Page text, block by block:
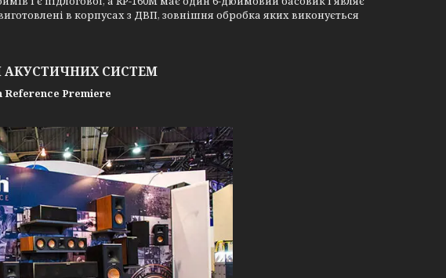
в корпусах з ДВП, зовнішня обробка яких виконується
СИСТЕМ
Reference Premiere